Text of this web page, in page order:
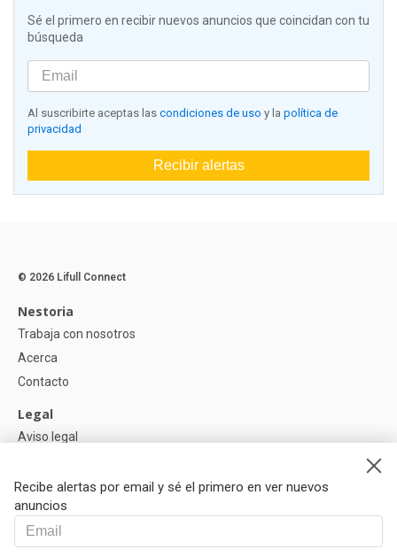
Sé el primero en recibir nuevos anuncios que coincidan con tu
búsqueda
Al suscribirte aceptas las condiciones de uso y la política de
privacidad
Recibir alertas
Recibe alertas por email y sé el primero en ver nuevos
anuncios
© 2026 Lifull Connect
Nestoria
Trabaja con nosotros
Acerca
Contacto
Legal
Aviso legal
Política de Cookies
Ayuda
Preguntas